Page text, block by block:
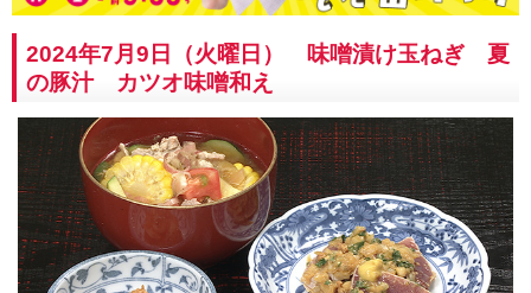
2024年7月9日（火曜日） 味噌漬け玉ねぎ 夏
の豚汁 カツオ味噌和え